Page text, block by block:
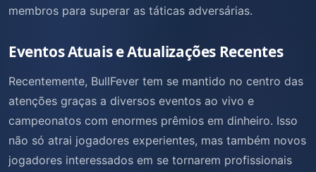
membros para superar as táticas adversárias.
Eventos Atuais e Atualizações Recentes
Recentemente, BullFever tem se mantido no centro das
atenções graças a diversos eventos ao vivo e
campeonatos com enormes prêmios em dinheiro. Isso
não só atrai jogadores experientes, mas também novos
jogadores interessados em se tornarem profissionais